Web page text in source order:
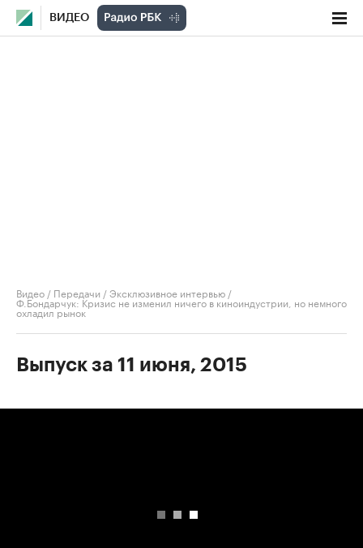
ВИДЕО
Видео / Передачи /Эксклюзивное интервью /
Ф.Бондарчук: Кризис не изменил ничего в киноиндустрии, но немного
охладил рынок
Выпуск за 11 июня, 2015